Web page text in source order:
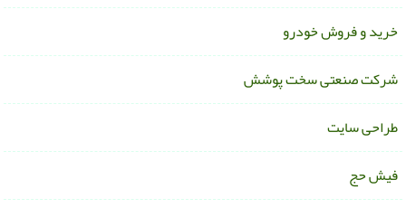
و فروش خودرو
صنعتی سخت پوشش
سایت
حج